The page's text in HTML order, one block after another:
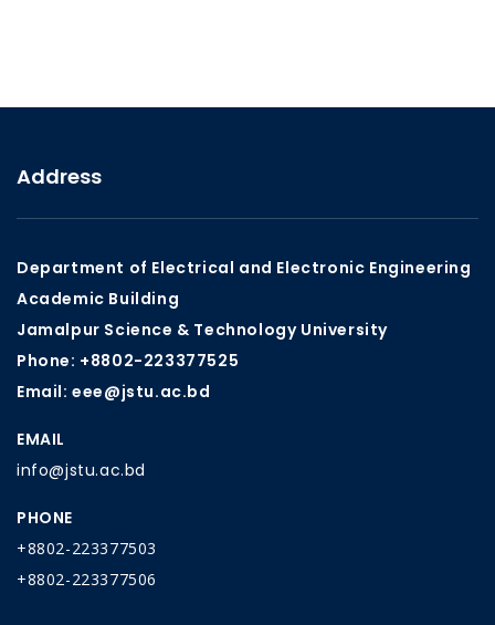
Address
Department of Electrical and Electronic Engineering
Academic Building
Jamalpur Science & Technology University
Phone: +8802-223377525
Email: eee@jstu.ac.bd
EMAIL
info@jstu.ac.bd
PHONE
+8802-223377503
+8802-223377506